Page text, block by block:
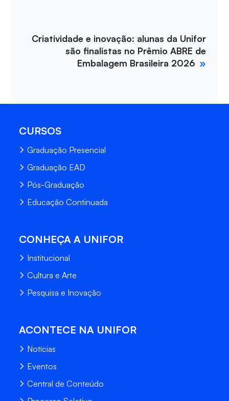
Criatividade e inovação: alunas da Unifor
são finalistas no Prêmio ABRE de
Embalagem Brasileira 2026
CURSOS
Graduação Presencial
Graduação EAD
Pós-Graduação
Educação Continuada
CONHEÇA A UNIFOR
Institucional
Cultura e Arte
Pesquisa e Inovação
ACONTECE NA UNIFOR
Notícias
Eventos
Central de Conteúdo